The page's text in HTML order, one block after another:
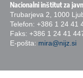
Nacionalni inštitut za
Trubarjeva 2, 1000
Telefon: +386 1 24 41
Faks: +386 1 24 41
E-pošta: mira@nijz.si